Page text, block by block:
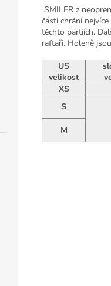
SMILER z
části chrání
těchto partiích.
raftaři. Holeně
US
velikost
XS
S
M